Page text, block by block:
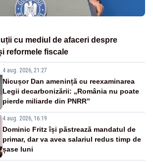
cu mediul de afaceri despre
reformele fiscale
4 aug. 2026, 21:27
Nicușor Dan amenință cu reexaminarea
Legii decarbonizării: „România nu poate
pierde miliarde din PNRR”
4 aug. 2026, 16:19
Dominic Fritz își păstrează mandatul de
primar, dar va avea salariul redus timp de
șase luni